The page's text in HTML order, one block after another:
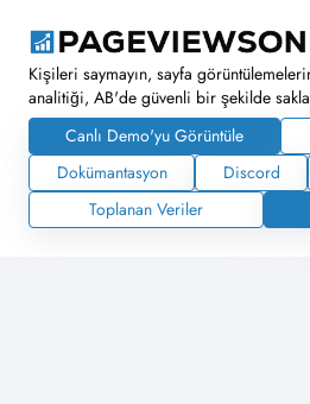
Kişileri saymayın, sayfa
analitiği, AB'de güvenli bir şekilde
Canlı Demo'yu Görüntüle
Dokümantasyon
Discord
Toplanan Veriler